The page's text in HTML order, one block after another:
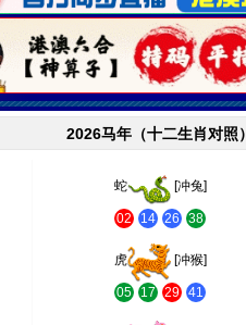
2026马年（十二生肖对照）
蛇 [冲兔]
02 14 26 38
虎 [冲猴]
05 17 29 41